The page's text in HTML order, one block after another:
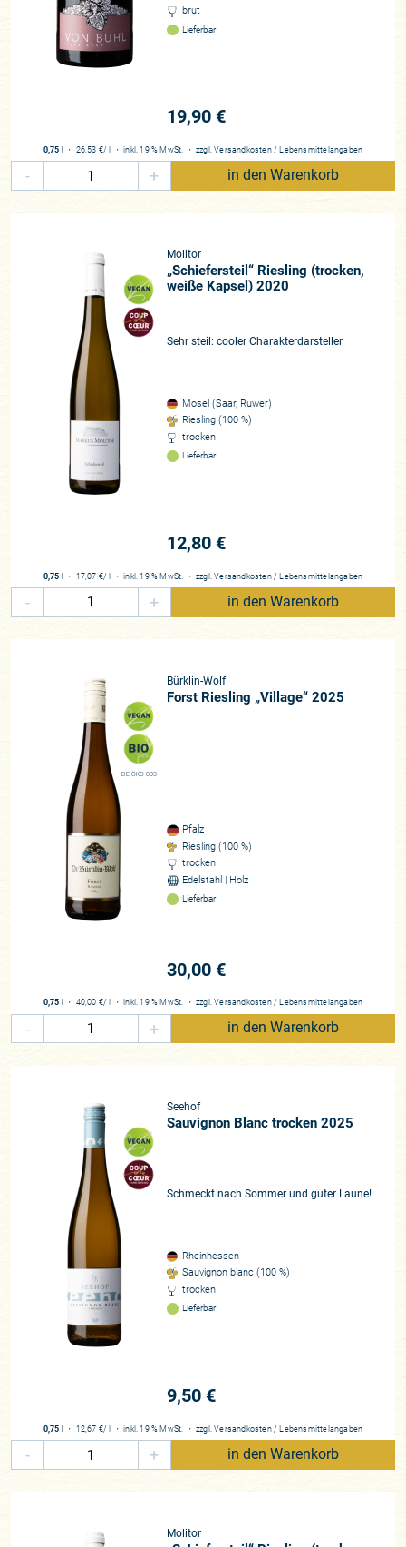
brut
Lieferbar
19,90 €
0,75 l ・ 26,53 €/ l ・inkl. 19 % MwSt. ・ zzgl.Versandkosten / Lebensmittelangaben
- + in den Warenkorb
Molitor
„Schiefersteil“ Riesling (trocken,
weiße Kapsel) 2020
Sehr steil: cooler Charakterdarsteller
Mosel (Saar, Ruwer)
Riesling (100 %)
trocken
Lieferbar
12,80 €
0,75 l ・ 17,07 €/ l ・inkl. 19 % MwSt. ・ zzgl.Versandkosten / Lebensmittelangaben
- + in den Warenkorb
DE-ÖKO-003
Bürklin-Wolf
Forst Riesling „Village“ 2025
Pfalz
Riesling (100 %)
trocken
Edelstahl | Holz
Lieferbar
30,00 €
0,75 l ・ 40,00 €/ l ・inkl. 19 % MwSt. ・ zzgl.Versandkosten / Lebensmittelangaben
- + in den Warenkorb
Seehof
Sauvignon Blanc trocken 2025
Schmeckt nach Sommer und guter Laune!
Rheinhessen
Sauvignon blanc (100 %)
trocken
Lieferbar
9,50 €
0,75 l ・ 12,67 €/ l ・inkl. 19 % MwSt. ・ zzgl.Versandkosten / Lebensmittelangaben
- + in den Warenkorb
Molitor